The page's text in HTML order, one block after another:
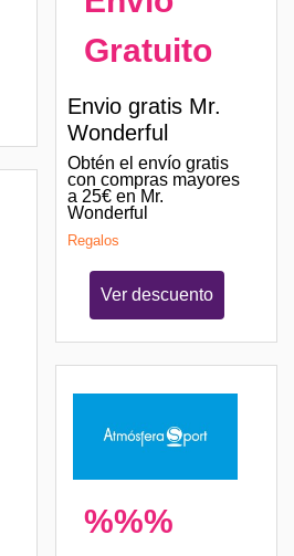
Gratuito
Envio gratis Mr.
Wonderful
Obtén el envío gratis
con compras mayores
a 25€ en Mr.
Wonderful
Regalos
Ver descuento
%%%